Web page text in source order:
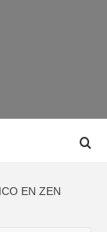
OCIO, VIAJES,
EN ZEN